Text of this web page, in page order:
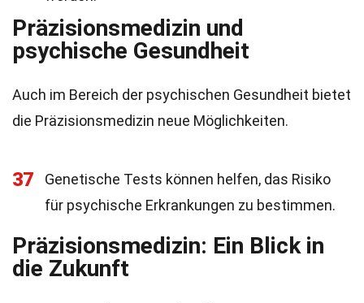
Präzisionsmedizin und
psychische Gesundheit
Auch im Bereich der psychischen Gesundheit bietet
die Präzisionsmedizin neue Möglichkeiten.
37
Genetische Tests können helfen, das Risiko
für psychische Erkrankungen zu bestimmen.
Präzisionsmedizin: Ein Blick in
die Zukunft